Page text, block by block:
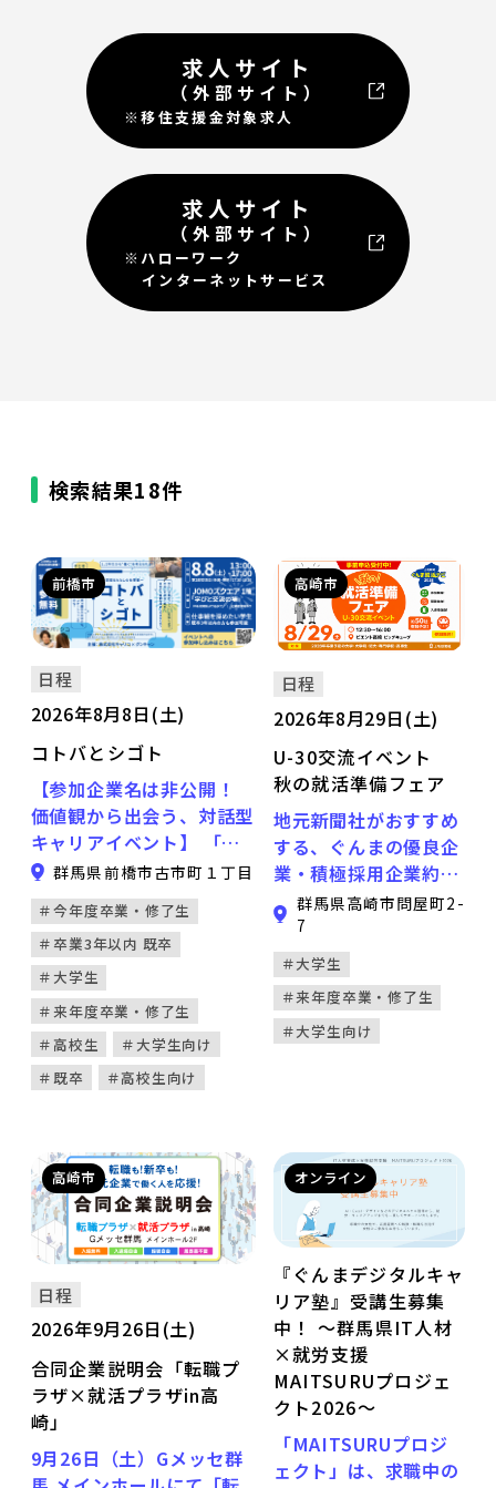
求人サイト
（外部サイト）
※移住支援金対象求人
求人サイト
（外部サイト）
※ハローワーク
インターネットサービス
検索結果18件
前橋市
日程
2026年8月8日(土)
コトバとシゴト
【参加企業名は非公開！
価値観から出会う、対話型
キャリアイベント】 「コ
トバとシゴト」は、「どん
な仕事に就くか」よりも、
「どんな価値観で働きたい
か」を大切にする対話型キ
ャリアイベントです。 い
わゆる合同企業説明会や就
職セミナーとは異なり、
学生と社会人がフラットな
立場で対話しながら、仕事
企業名といった情報にとら
われず、“働く人の言
葉”そのものに触れること
で、 参加者自身が自分の
価値観を見つめ直し、言葉
にしていくことを目的とし
ています。 ＜本イベント
は、 参加企業名をあえて
【非公開】としています。
企業名やブランドによる先
入観をなくし、「どんな会
社か」ではなく、 「どん
群馬県前橋市古市町１丁目
＃今年度卒業・修了生
＃卒業3年以内 既卒
＃大学生
＃来年度卒業・修了生
＃高校生
＃大学生向け
＃既卒
＃高校生向け
高崎市
日程
2026年8月29日(土)
U-30交流イベント
秋の就活準備フェア
地元新聞社がおすすめ
する、ぐんまの優良企
業・積極採用企業約50
社（参加企業は随時更
新）が参加します！ 業
界研究が1日で出来る
ほか、企業の若手社員
（30歳以下）と交流で
き、リアルな社会人の
なイベントや抽選会、
参加者特典をたくさん
用意してお待ちしてい
ます！
群馬県高崎市問屋町2-
7
＃大学生
＃来年度卒業・修了生
＃大学生向け
高崎市
日程
2026年9月26日(土)
合同企業説明会「転職プ
ラザ×就活プラザin高
崎」
9月26日（土）Gメッセ群
オンライン
『ぐんまデジタルキャ
リア塾』受講生募集
中！ ～群馬県IT人材
×就労支援
MAITSURUプロジェ
クト2026～
「MAITSURUプロジ
ェクト」は、求職中の